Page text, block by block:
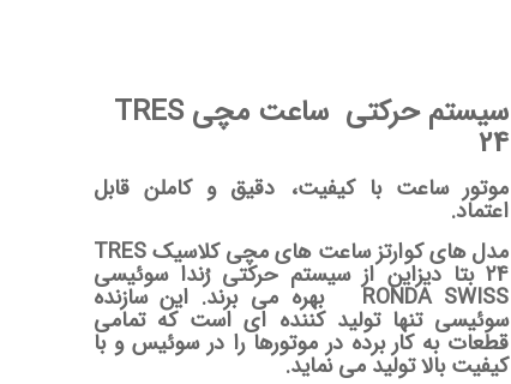
سیستم حرکتی ساعت مچی TRES
24
موتور ساعت با کیفیت، دقیق و کاملن قابل
اعتماد.
مدل های کوارتز ساعت های مچی کلاسیک TRES
24 بتا دیزاین از سیستم حرکتی رُندا سوئیسی
RONDA SWISS بهره می برند. این سازنده
سوئیسی تنها تولید کننده ای است که تمامی
قطعات به کار برده در موتورها را در سوئیس و با
کیفیت بالا تولید می نماید.